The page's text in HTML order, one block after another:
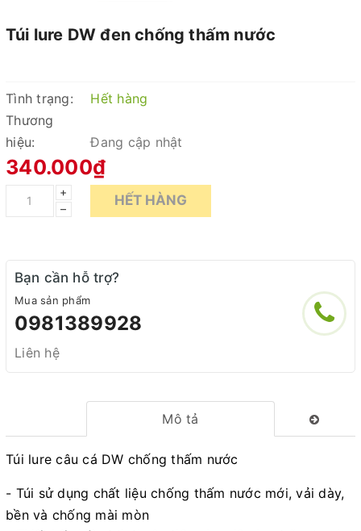
Túi lure DW đen chống thấm nước
Tình trạng:
Hết hàng
Thương
hiệu:
Đang cập nhật
340.000₫
+
–
HẾT HÀNG
Bạn cần hỗ trợ?
Mua sản phẩm
0981389928
Liên hệ
Mô tả
Túi lure câu cá DW chống thấm nước
- Túi sử dụng chất liệu chống thấm nước mới, vải dày,
bền và chống mài mòn